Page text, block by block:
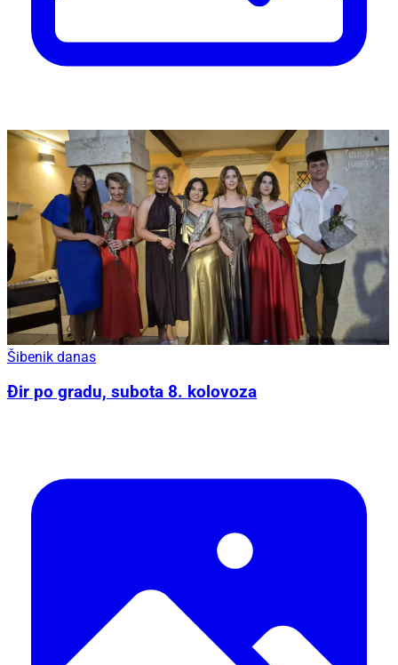
Šibenik danas
Đir po gradu, subota 8. kolovoza